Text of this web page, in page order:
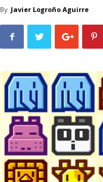
By Javier Logroño Aguirre